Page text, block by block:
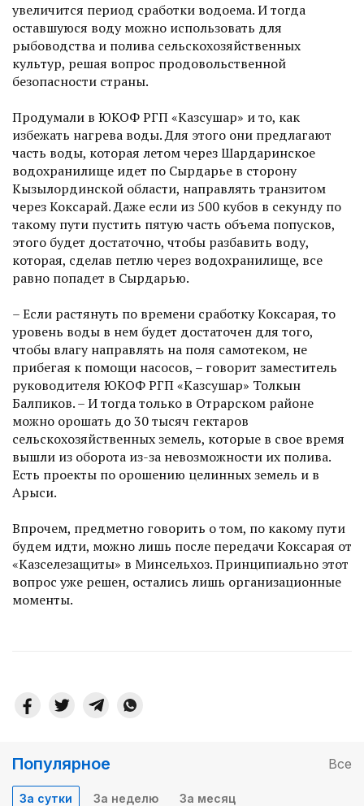
увеличится период сработки водоема. И тогда
оставшуюся воду можно использовать для
рыбоводства и полива сельскохозяйственных
культур, решая вопрос продовольственной
безопасности страны.
Продумали в ЮКОФ РГП «Казсушар» и то, как
избежать нагрева воды. Для этого они предлагают
часть воды, которая летом через Шардаринское
водохранилище идет по Сырдарье в сторону
Кызылординской области, направлять транзитом
через Коксарай. Даже если из 500 кубов в секунду по
такому пути пустить пятую часть объема попусков,
этого будет достаточно, чтобы разбавить воду,
которая, сделав петлю через водохранилище, все
равно попадет в Сырдарью.
– Если растянуть по времени сработку Коксарая, то
уровень воды в нем будет достаточен для того,
чтобы влагу направлять на поля самотеком, не
прибегая к помощи насосов, – говорит замес­титель
руководителя ЮКОФ РГП «Казсушар» Толкын
Балпиков. – И тогда только в Отрарском районе
можно орошать до 30 тысяч гектаров
сельскохозяйственных земель, которые в свое время
вышли из оборота из-за невозможности их полива.
Есть проекты по орошению целинных земель и в
Арыси.
Впрочем, предметно говорить о том, по какому пути
будем идти, можно лишь после передачи Коксарая от
«Казселезащиты» в Минсельхоз. Принципиально этот
вопрос уже решен, остались лишь организационные
моменты.
Популярное Все
За сутки За неделю За месяц